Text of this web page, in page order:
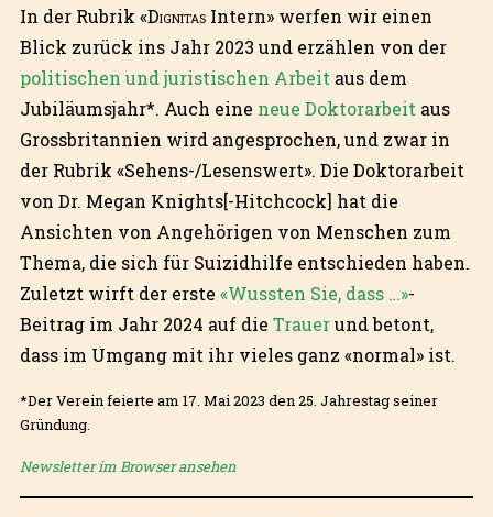
In der Rubrik «DignitasIntern» werfen wir einen
Blick zurück ins Jahr 2023 und erzählen von der
politischen und juristischen Arbeit aus dem
Jubiläumsjahr*. Auch eine neue Doktorarbeit aus
Grossbritannien wird angesprochen, und zwar in
der Rubrik «Sehens-/Lesenswert». Die Doktorarbeit
von Dr. Megan Knights[-Hitchcock] hat die
Ansichten von Angehörigen von Menschen zum
Thema, die sich für Suizidhilfe entschieden haben.
Zuletzt wirft der erste «Wussten Sie, dass …»-
Beitrag im Jahr 2024 auf die Trauerund betont,
dass im Umgang mit ihr vieles ganz «normal» ist.
*Der Verein feierte am 17. Mai 2023 den 25. Jahrestag seiner
Gründung.
Newsletter im Browser ansehen